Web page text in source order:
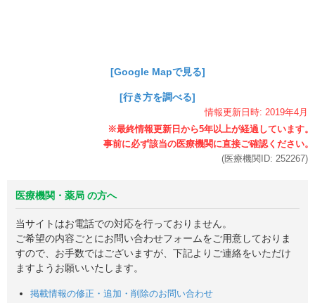
[Google Mapで見る]
[行き方を調べる]
情報更新日時: 2019年4月
(医療機関ID: 252267)
医療機関・薬局 の方へ
当サイトはお電話での対応を行っておりません。
ご希望の内容ごとにお問い合わせフォームをご用意しておりま
すので、お手数ではございますが、下記よりご連絡をいただけ
ますようお願いいたします。
掲載情報の修正・追加・削除のお問い合わせ